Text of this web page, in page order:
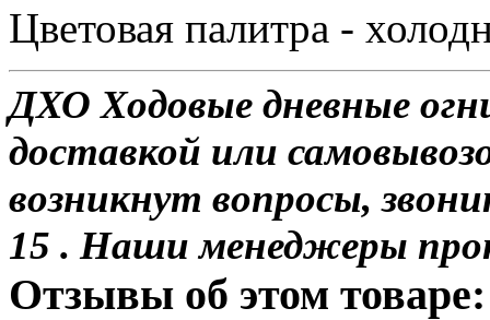
Цветовая палитра -
ДХО Ходовые дневные
доставкой или
возникнут вопросы,
15 . Наши менеджеры
Отзывы об этом товаре: